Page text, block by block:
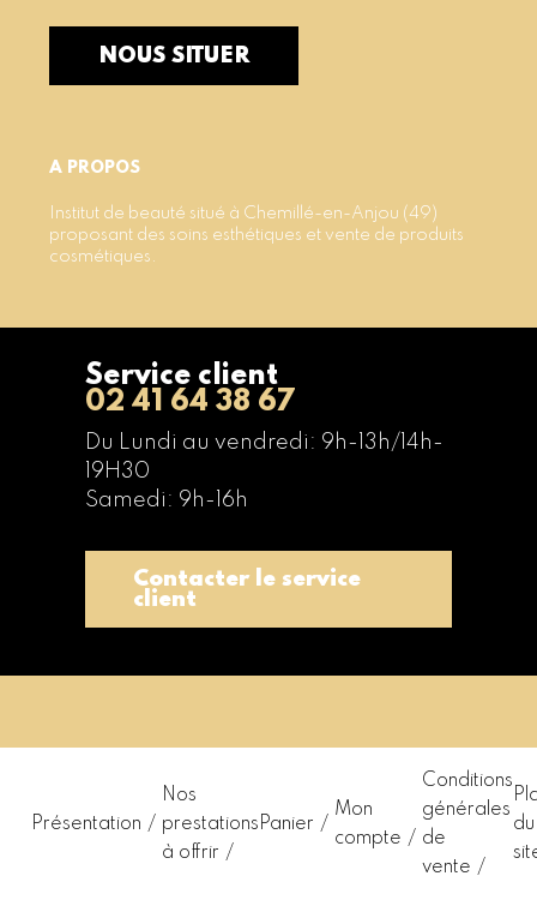
A PROPOS
Institut de beauté situé à Chemillé-en-Anjou (49)
proposant des soins esthétiques et vente de produits
cosmétiques.
NOUS SITUER
Service client
02 41 64 38 67
Du Lundi au vendredi: 9h-13h/14h-
19H30
Samedi: 9h-16h
Contacter le service
client
Présentation
Nos
prestations
à offrir
Panier
Mon
compte
Conditions
générales
de
vente
du